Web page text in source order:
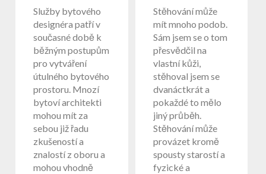
Služby bytového
designéra patří v
současné době k
běžným postupům
pro vytváření
útulného bytového
prostoru. Mnozí
bytoví architekti
mohou mít za
sebou již řadu
zkušeností a
znalostí z oboru a
mohou vhodně
Stěhování může
mít mnoho podob.
Sám jsem se o tom
přesvědčil na
vlastní kůži,
stěhoval jsem se
dvanáctkrát a
pokaždé to mělo
jiný průběh.
Stěhování může
provázet kromě
spousty starostí a
fyzické a